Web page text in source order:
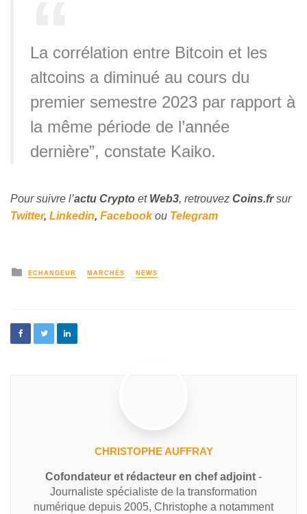
La corrélation entre Bitcoin et les
altcoins a diminué au cours du
premier semestre 2023 par rapport à
la même période de l’année
dernière”, constate Kaiko.
Pour suivre l’actu Crypto et Web3, retrouvez Coins.frsur
Twitter, Linkedin, Facebookou Telegram
ECHANGEUR MARCHÉS NEWS
CHRISTOPHE AUFFRAY
Cofondateur et rédacteur en chef adjoint -
Journaliste spécialiste de la transformation
numérique depuis 2005, Christophe a notamment